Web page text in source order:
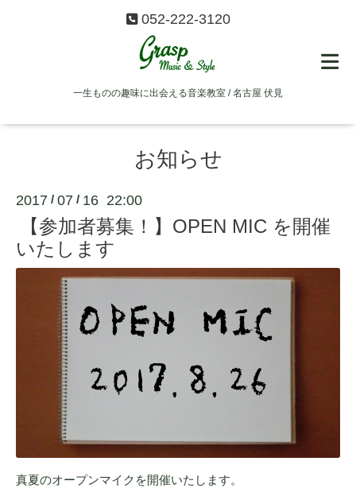
052-222-3120
一生ものの趣味に出会える音楽教室 / 名古屋 伏見
お知らせ
2017 / 07 / 16 22:00
【参加者募集！】OPEN MIC を開催
いたします
真夏のオープンマイクを開催いたします。